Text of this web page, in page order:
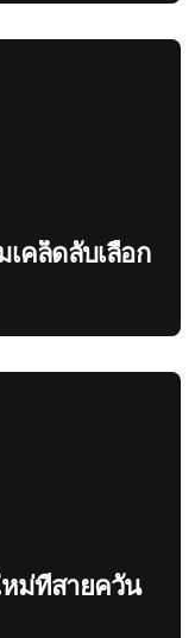
เคล็ดลับเลือก
หม่ที่สายควัน